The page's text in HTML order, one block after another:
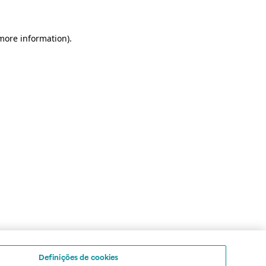
information).
Definições de cookies